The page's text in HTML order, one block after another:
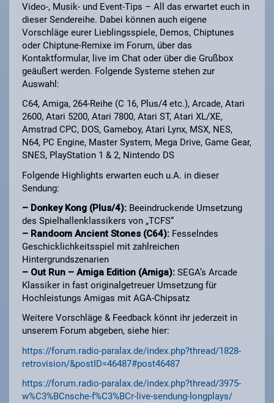
Video-, Musik- und Event-Tips – All das erwartet euch in
dieser Sendereihe. Dabei können auch eigene
Vorschläge eurer Lieblingsspiele, Demos, Chiptunes
oder Chiptune-Remixe im Forum, über das
Kontaktformular, live im Chat oder über die Grußbox
geäußert werden. Folgende Systeme stehen zur
Auswahl:
C64, Amiga, 264-Reihe (C 16, Plus/4 etc.), Arcade, Atari
2600, Atari 5200, Atari 7800, Atari ST, Atari XL/XE,
Amstrad CPC, DOS, Gameboy, Atari Lynx, MSX, NES,
N64, PC Engine, Master System, Mega Drive, Game Gear,
SNES, PlayStation 1 & 2, Nintendo DS
Folgende Highlights erwarten euch u.A. in dieser
Sendung:
– Donkey Kong (Plus/4): Beeindruckende Umsetzung
des Spielhallenklassikers von „TCFS“
– Randoom Ancient Stones (C64): Fesselndes
Geschicklichkeitsspiel mit zahlreichen
Hintergrundszenarien
– Out Run – Amiga Edition (Amiga): SEGA’s Arcade
Klassiker in fast originalgetreuer Umsetzung für
Hochleistungs Amigas mit AGA-Chipsatz
Weitere Vorschläge & Feedback könnt ihr jederzeit in
unserem Forum abgeben, siehe hier:
https://forum.radio-paralax.de/index.php?thread/1828-
retrovision/&postID=46487#post46487
https://forum.radio-paralax.de/index.php?thread/3975-
w%C3%BCnsche-f%C3%BCr-live-sendung-longplays/